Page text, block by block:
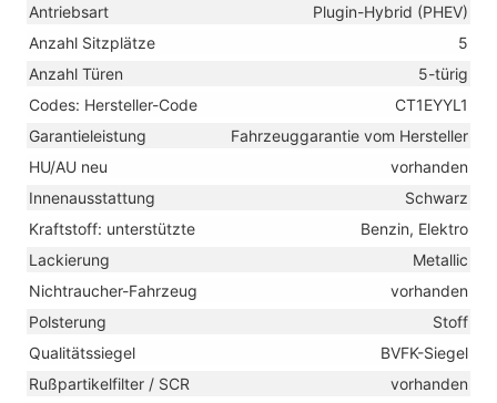
Antriebsart
Plugin-Hybrid (PHEV)
Anzahl Sitzplätze
5
Anzahl Türen
5-türig
Codes: Hersteller-Code
CT1EYYL1
Garantieleistung
Fahrzeuggarantie vom Hersteller
HU/AU neu
vorhanden
Innenausstattung
Schwarz
Kraftstoff: unterstützte
Benzin, Elektro
Lackierung
Metallic
Nichtraucher-Fahrzeug
vorhanden
Polsterung
Stoff
Qualitätssiegel
BVFK-Siegel
Rußpartikelfilter / SCR
vorhanden